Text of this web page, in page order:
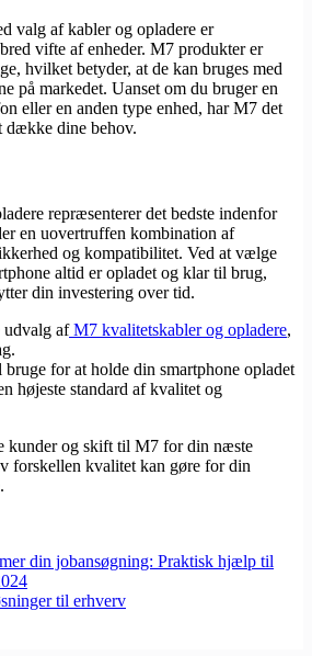
valg af kabler og opladere er
vifte af enheder. M7 produkter er
hvilket betyder, at de kan bruges med
på markedet. Uanset om du bruger en
eller en anden type enhed, har M7 det
dække dine behov.
repræsenterer det bedste indenfor
en uovertruffen kombination af
og kompatibilitet. Ved at vælge
altid er opladet og klar til brug,
din investering over tid.
udvalg afM7 kvalitetskabler og opladere,
for at holde din smartphone opladet
højeste standard af kvalitet og
kunder og skift til M7 for din næste
forskellen kvalitet kan gøre for din
din jobansøgning: Praktisk hjælp til
til erhverv